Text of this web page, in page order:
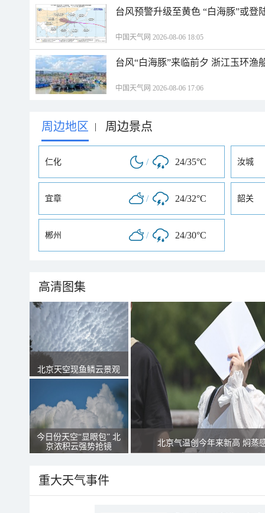
台风预警升级至黄色 “白海豚”或登
中国天气网 2026-08-06 18:05
台风“白海豚”来临前夕 浙江玉环渔
中国天气网 2026-08-06 17:06
周边地区 | 周边景点
仁化 / 24/35°C 汝城
宜章 / 24/32°C 韶关
郴州 / 24/30°C
高清图集
北京天空现鱼鳞云景观
今日份天空“显眼包” 北
京浓积云强势抢镜
北京气温创今年来新高 焖蒸
重大天气事件